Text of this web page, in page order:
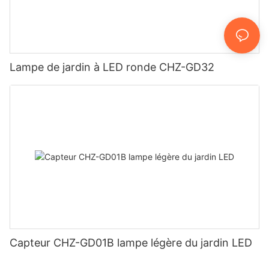
Lampe de jardin à LED ronde CHZ-GD32
Capteur CHZ-GD01B lampe légère du jardin LED